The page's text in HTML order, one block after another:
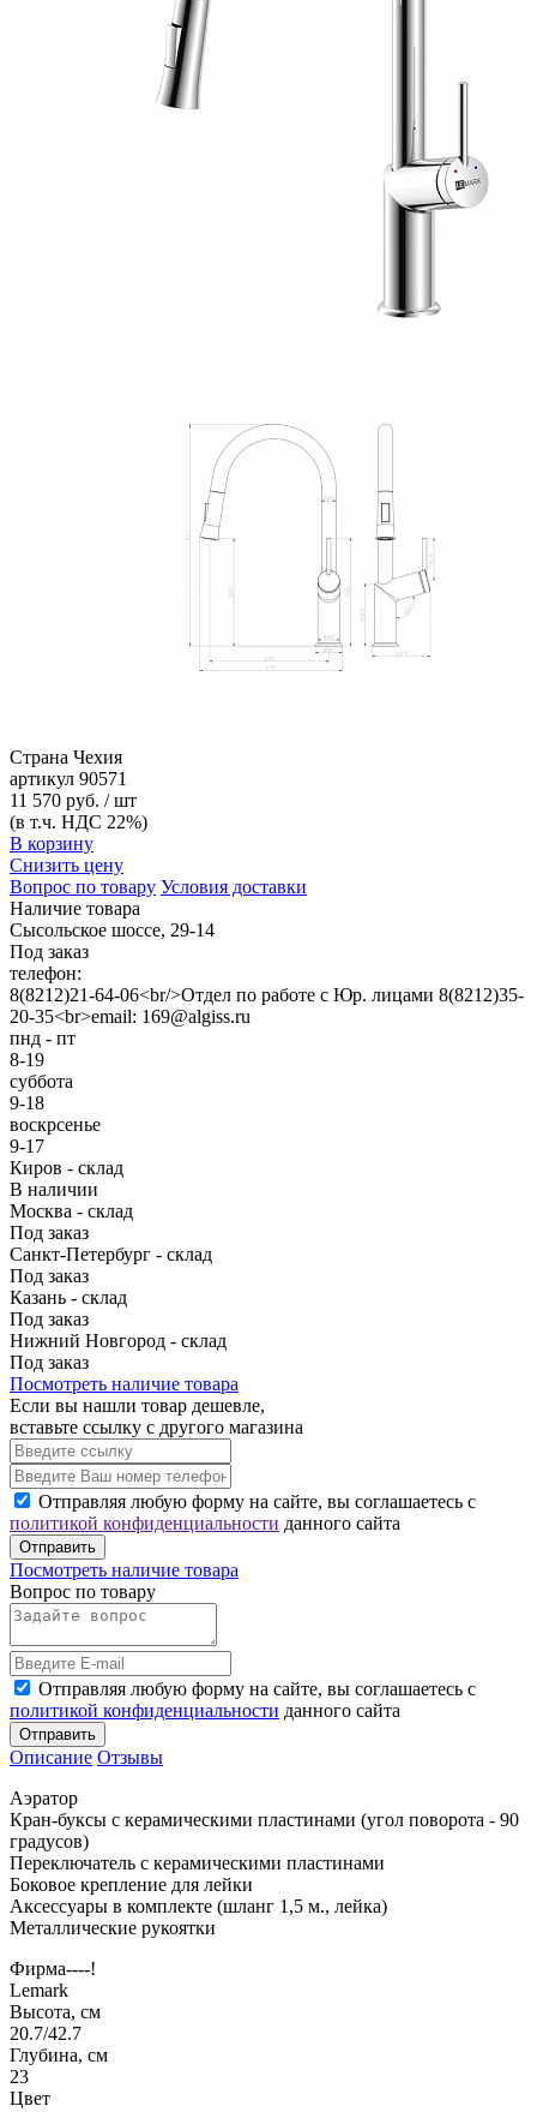
Страна Чехия
артикул 90571
11 570 руб. / шт
(в т.ч. НДС 22%)
В корзину
Снизить цену
Вопрос по товару Условия доставки
Наличие товара
Сысольское шоссе, 29-14
Под заказ
телефон:
8(8212)21-64-06<br/>Отдел по работе с Юр. лицами 8(8212)35-
20-35<br>email: 169@algiss.ru
пнд - пт
8-19
суббота
9-18
воскрсенье
9-17
Киров - склад
В наличии
Москва - склад
Под заказ
Санкт-Петербург - склад
Под заказ
Казань - склад
Под заказ
Нижний Новгород - склад
Под заказ
Посмотреть наличие товара
Если вы нашли товар дешевле,
вставьте ссылку с другого магазина
Отправляя любую форму на сайте, вы соглашаетесь с
политикой конфиденциальности данного сайта
Отправить
Посмотреть наличие товара
Вопрос по товару
Отправляя любую форму на сайте, вы соглашаетесь с
политикой конфиденциальности данного сайта
Отправить
Описание Отзывы
Аэратор
Кран-буксы с керамическими пластинами (угол поворота - 90
градусов)
Переключатель с керамическими пластинами
Боковое крепление для лейки
Аксессуары в комплекте (шланг 1,5 м., лейка)
Металлические рукоятки
Фирма----!
Lemark
Высота, см
20.7/42.7
Глубина, см
23
Цвет